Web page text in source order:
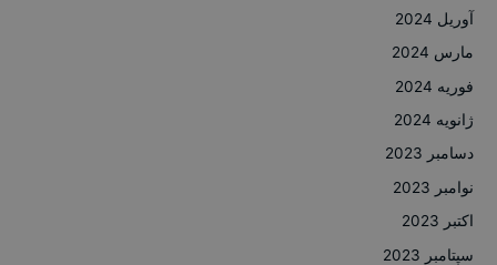
آوریل 2024
مارس 2024
فوریه 2024
ژانویه 2024
دسامبر 2023
نوامبر 2023
اکتبر 2023
سپتامبر 2023